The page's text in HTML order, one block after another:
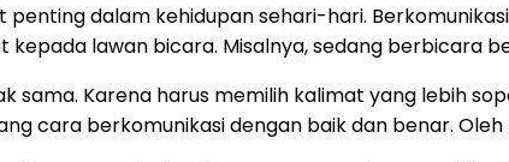
penting dalam kehidupan sehari-hari.
lawan bicara. Misalnya, sedang berbicara
sama. Karena harus memilih kalimat yang lebih
cara berkomunikasi dengan baik dan benar.